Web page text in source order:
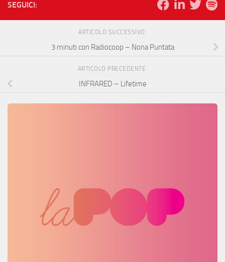
SEGUICI:
ARTICOLO SUCCESSIVO
3 minuti con Radiocoop – Nona Puntata
ARTICOLO PRECEDENTE
INFRARED – Lifetime